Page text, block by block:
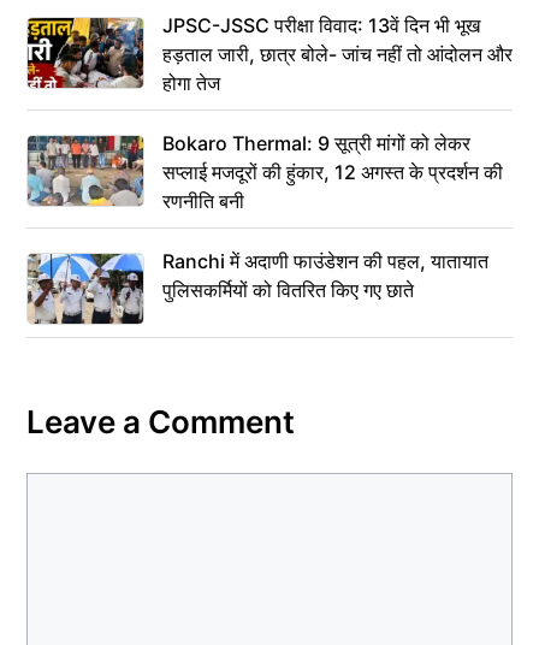
JPSC-JSSC परीक्षा विवाद: 13वें दिन भी भूख
हड़ताल जारी, छात्र बोले- जांच नहीं तो आंदोलन और
होगा तेज
Bokaro Thermal: 9 सूत्री मांगों को लेकर
सप्लाई मजदूरों की हुंकार, 12 अगस्त के प्रदर्शन की
रणनीति बनी
Ranchi में अदाणी फाउंडेशन की पहल, यातायात
पुलिसकर्मियों को वितरित किए गए छाते
Leave a Comment